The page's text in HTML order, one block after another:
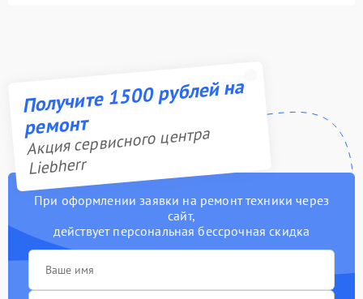
Получите 1500 рублей на
ремонт
Акция сервисного центра
Liebherr
При оформлении заявки на ремонт техники через
сайт,
действует персональная бессрочная скидка